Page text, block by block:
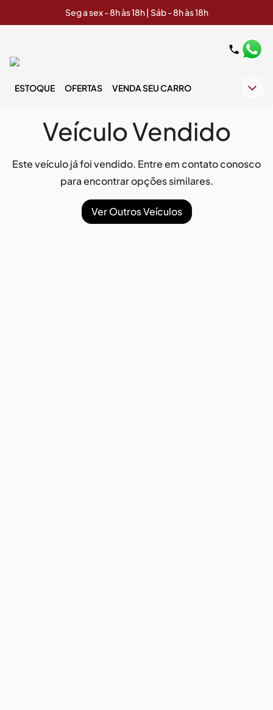
Seg a sex - 8h às 18h | Sáb - 8h às 18h
ESTOQUE OFERTAS VENDA SEU CARRO
Veículo Vendido
Este veículo já foi vendido. Entre em contato conosco
para encontrar opções similares.
Ver Outros Veículos